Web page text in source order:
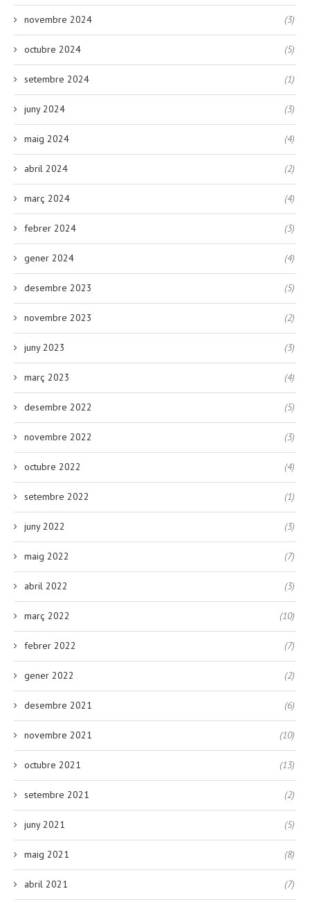
novembre 2024 (3)
octubre 2024 (5)
setembre 2024 (1)
juny 2024 (3)
maig 2024 (4)
abril 2024 (2)
març 2024 (4)
febrer 2024 (3)
gener 2024 (4)
desembre 2023 (5)
novembre 2023 (2)
juny 2023 (3)
març 2023 (4)
desembre 2022 (5)
novembre 2022 (3)
octubre 2022 (4)
setembre 2022 (1)
juny 2022 (3)
maig 2022 (7)
abril 2022 (3)
març 2022 (10)
febrer 2022 (7)
gener 2022 (2)
desembre 2021 (6)
novembre 2021 (10)
octubre 2021 (13)
setembre 2021 (2)
juny 2021 (5)
maig 2021 (8)
abril 2021 (7)